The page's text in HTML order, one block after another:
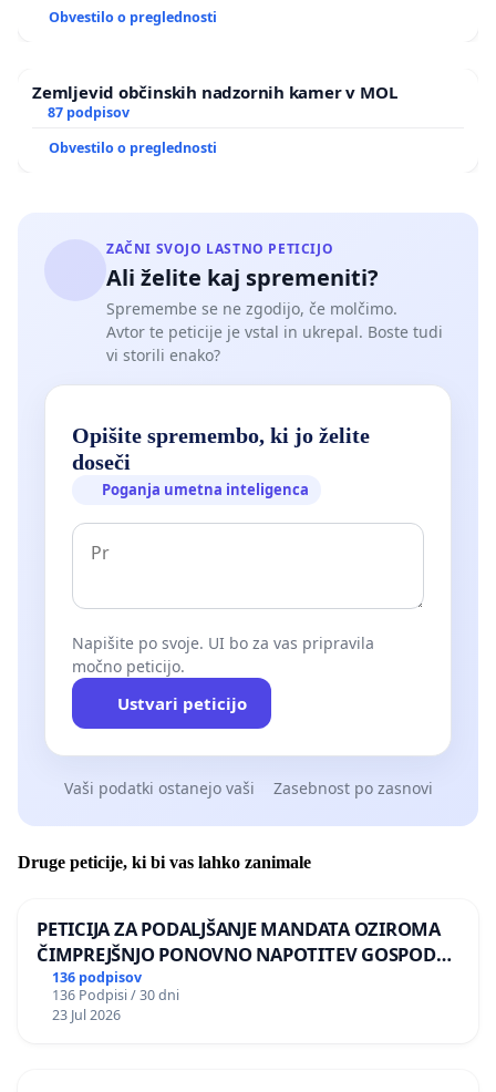
Obvestilo o preglednosti
Zemljevid občinskih nadzornih kamer v MOL
87 podpisov
Obvestilo o preglednosti
ZAČNI SVOJO LASTNO PETICIJO
Ali želite kaj spremeniti?
Spremembe se ne zgodijo, če molčimo.
Avtor te peticije je vstal in ukrepal. Boste tudi
vi storili enako?
Opišite spremembo, ki jo želite
doseči
Poganja umetna inteligenca
Napišite po svoje. UI bo za vas pripravila
močno peticijo.
Ustvari peticijo
Vaši podatki ostanejo vaši Zasebnost po zasnovi
Druge peticije, ki bi vas lahko zanimale
PETICIJA ZA PODALJŠANJE MANDATA OZIROMA
ČIMPREJŠNJO PONOVNO NAPOTITEV GOSPODA
BERNARDA ŠRAJNERJA NA VELEPOSLANIŠTVO
REPUBLIKE SLOVENIJE V MOSKVI
136 podpisov
136 Podpisi / 30 dni
23 Jul 2026